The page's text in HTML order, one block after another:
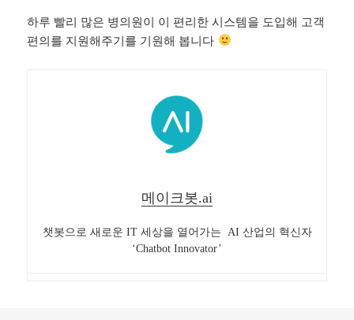
하루 빨리 많은 병의원이 이 편리한 시스템을 도입해 고객
편의를 지원해주기를 기원해 봅니다
메이크봇.ai
챗봇으로 새로운 IT 세상을 열어가는 AI 산업의 혁신자
‘Chatbot Innovator’